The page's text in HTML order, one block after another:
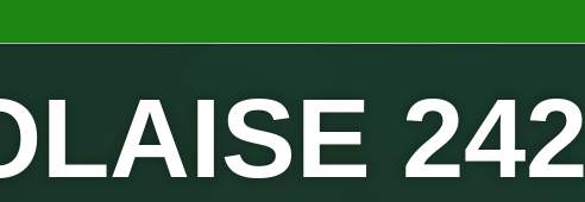
242